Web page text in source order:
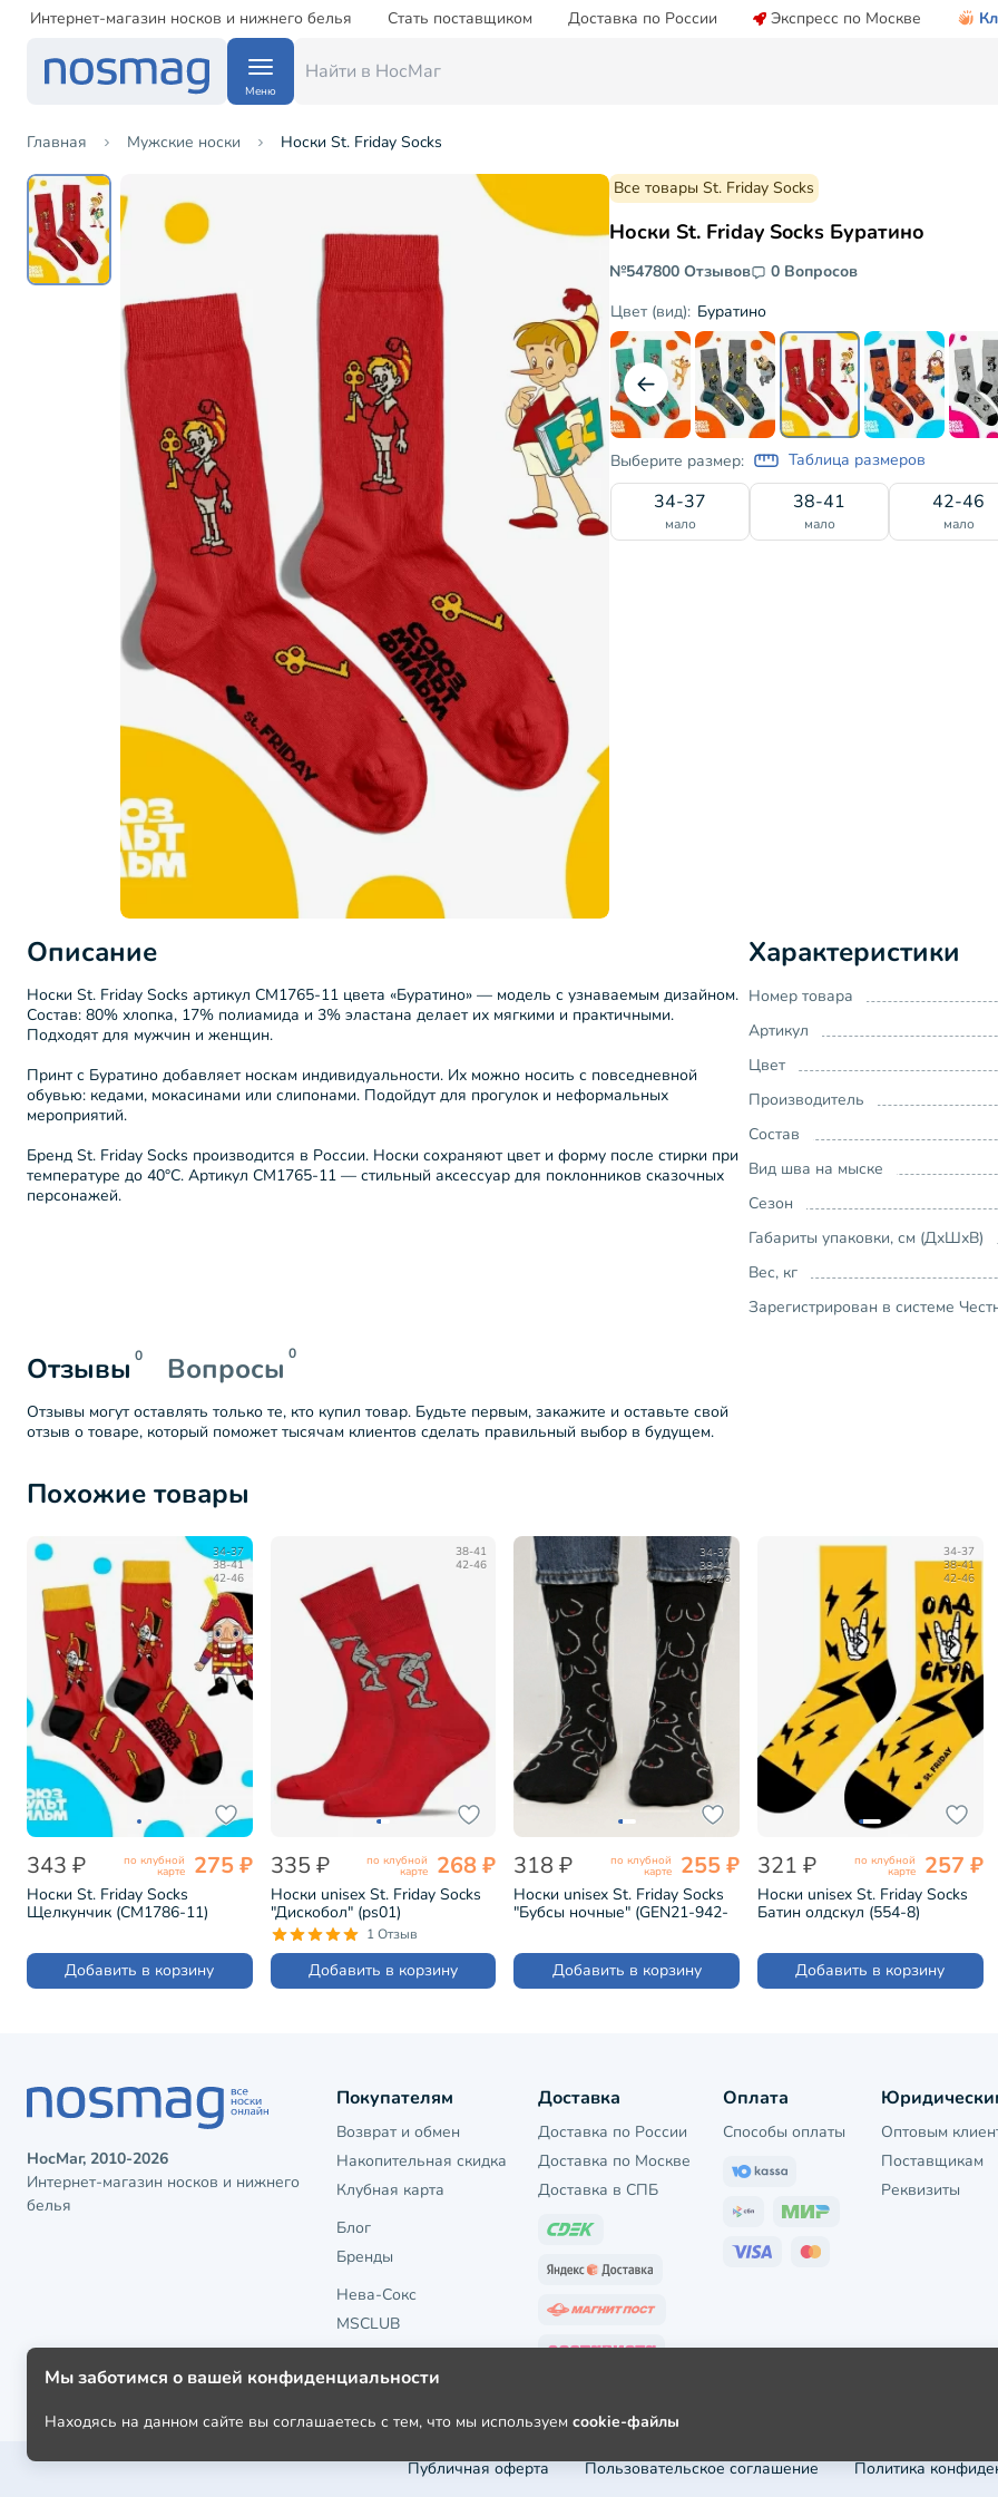
Интернет-магазин носков и нижнего белья Стать поставщиком Доставка по России Экспресс по Москве
Меню
Главная Мужские носки Носки St. Friday Socks
Все товары St. Friday Socks
Носки St. Friday Socks Буратино
№547800 Отзывов
0 Вопросов
Цвет (вид): Буратино
Выберите размер: Таблица размеров
34-37
мало
38-41
мало
42-46
мало
Описание
Носки St. Friday Socks артикул СМ1765-11 цвета «Буратино» — модель с узнаваемым дизайном.
Состав: 80% хлопка, 17% полиамида и 3% эластана делает их мягкими и практичными.
Подходят для мужчин и женщин.
Принт с Буратино добавляет носкам индивидуальности. Их можно носить с повседневной
обувью: кедами, мокасинами или слипонами. Подойдут для прогулок и неформальных
мероприятий.
Бренд St. Friday Socks производится в России. Носки сохраняют цвет и форму после стирки при
температуре до 40°C. Артикул СМ1765-11 — стильный аксессуар для поклонников сказочных
персонажей.
Характеристики
Номер товара
Артикул
Цвет
Производитель
Состав
Вид шва на мыске
Сезон
Габариты упаковки, см (ДхШхВ)
Вес, кг
Зарегистрирован в системе
Отзывы 0 Вопросы 0
Отзывы могут оставлять только те, кто купил товар. Будьте первым, закажите и оставьте свой
отзыв о товаре, который поможет тысячам клиентов сделать правильный выбор в будущем.
Похожие товары
34-37
38-41
42-46
343 ₽ по клубной
карте 275 ₽
Носки St. Friday Socks
Щелкунчик (СМ1786-11)
Добавить в корзину
38-41
42-46
335 ₽ по клубной
карте 268 ₽
Носки unisex St. Friday Socks
"Дискобол" (ps01)
1 Отзыв
Добавить в корзину
34-37
38-41
42-46
318 ₽ по клубной
карте 255 ₽
Носки unisex St. Friday Socks
"Бубсы ночные" (GEN21-942-
Добавить в корзину
34-37
38-41
42-46
321 ₽ по клубной
карте 257 ₽
Носки unisex St. Friday Socks
Батин олдскул (554-8)
Добавить в корзину
НосМаг, 2010-2026
Интернет-магазин носков и нижнего
белья
Покупателям
Возврат и обмен
Накопительная скидка
Клубная карта
Блог
Бренды
Нева-Сокс
MSCLUB
Доставка
Доставка по России
Доставка по Москве
Доставка в СПБ
Оплата
Способы оплаты
Оптовым
Поставщикам
Реквизиты
Публичная оферта Пользовательское соглашение Политика
Мы заботимся о вашей конфиденциальности
Находясь на данном сайте вы соглашаетесь с тем, что мы используем cookie-файлы